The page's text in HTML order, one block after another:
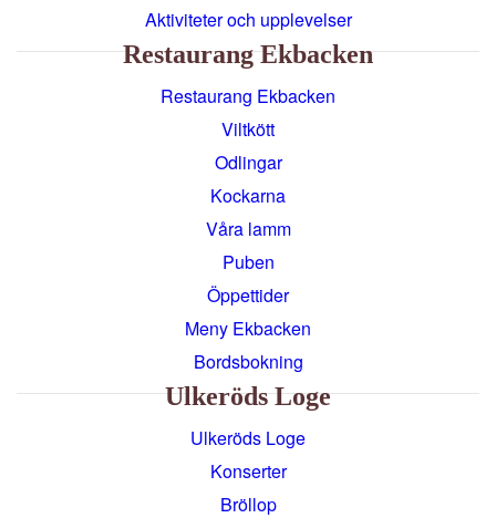
Aktiviteter och upplevelser
Restaurang Ekbacken
Restaurang Ekbacken
Viltkött
Odlingar
Kockarna
Våra lamm
Puben
Öppettider
Meny Ekbacken
Bordsbokning
Ulkeröds Loge
Ulkeröds Loge
Konserter
Bröllop